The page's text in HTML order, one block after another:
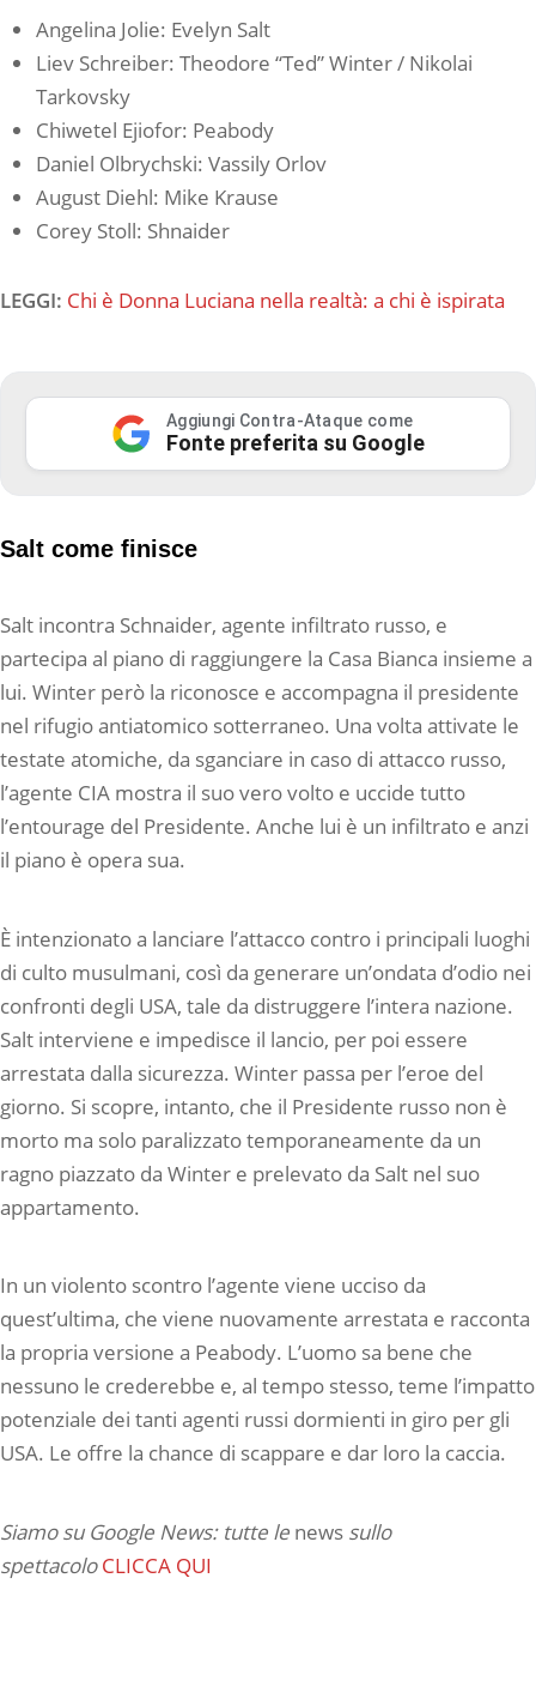
Angelina Jolie: Evelyn Salt
Liev Schreiber: Theodore “Ted” Winter / Nikolai
Tarkovsky
Chiwetel Ejiofor: Peabody
Daniel Olbrychski: Vassily Orlov
August Diehl: Mike Krause
Corey Stoll: Shnaider
LEGGI: Chi è Donna Luciana nella realtà: a chi è ispirata
Aggiungi Contra-Ataque come
Fonte preferita su Google
Salt come finisce
Salt incontra Schnaider, agente infiltrato russo, e
partecipa al piano di raggiungere la Casa Bianca insieme a
lui. Winter però la riconosce e accompagna il presidente
nel rifugio antiatomico sotterraneo. Una volta attivate le
testate atomiche, da sganciare in caso di attacco russo,
l’agente CIA mostra il suo vero volto e uccide tutto
l’entourage del Presidente. Anche lui è un infiltrato e anzi
il piano è opera sua.
È intenzionato a lanciare l’attacco contro i principali luoghi
di culto musulmani, così da generare un’ondata d’odio nei
confronti degli USA, tale da distruggere l’intera nazione.
Salt interviene e impedisce il lancio, per poi essere
arrestata dalla sicurezza. Winter passa per l’eroe del
giorno. Si scopre, intanto, che il Presidente russo non è
morto ma solo paralizzato temporaneamente da un
ragno piazzato da Winter e prelevato da Salt nel suo
appartamento.
In un violento scontro l’agente viene ucciso da
quest’ultima, che viene nuovamente arrestata e racconta
la propria versione a Peabody. L’uomo sa bene che
nessuno le crederebbe e, al tempo stesso, teme l’impatto
potenziale dei tanti agenti russi dormienti in giro per gli
USA. Le offre la chance di scappare e dar loro la caccia.
Siamo su Google News: tutte le news sullo
spettacoloCLICCA QUI